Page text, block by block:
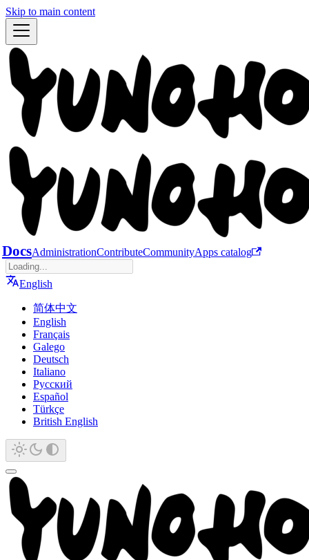
Skip to main content
DocsAdministrationContributeCommunityApps catalog
English
简体中文
English
Français
Galego
Deutsch
Italiano
Русский
Español
Türkçe
British English